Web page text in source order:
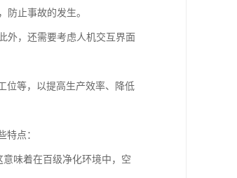
止事故的发生。
外，还需要考虑人机交互界面
位等，以提高生产效率、降低
特点：
味着在百级净化环境中，空